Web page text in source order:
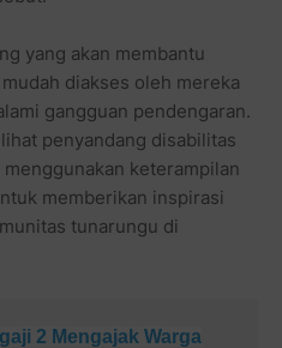
yang akan membantu
diakses oleh mereka
gangguan pendengaran.
penyandang disabilitas
keterampilan
memberikan inspirasi
tunarungu di
2 Mengajak Warga